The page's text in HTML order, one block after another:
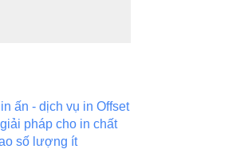
ấn - dịch vụ in Offset
giải pháp cho in chất
số lượng ít